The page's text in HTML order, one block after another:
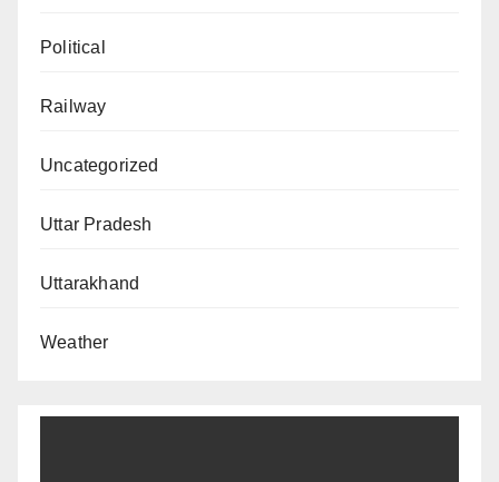
Political
Railway
Uncategorized
Uttar Pradesh
Uttarakhand
Weather